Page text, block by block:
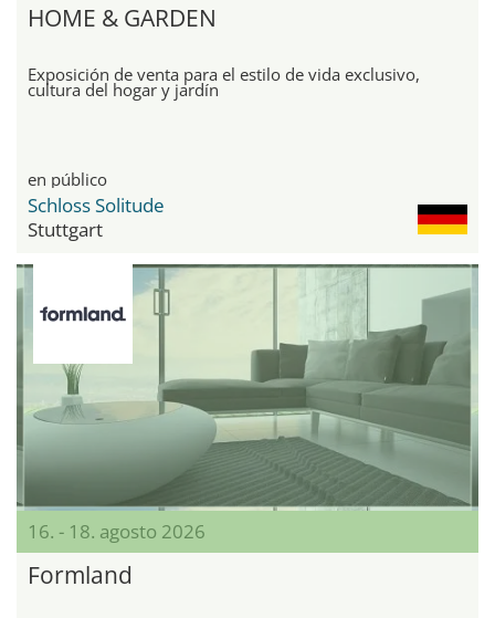
HOME & GARDEN
Exposición de venta para el estilo de vida exclusivo,
cultura del hogar y jardín
en público
Schloss Solitude
Stuttgart
16. - 18. agosto 2026
Formland